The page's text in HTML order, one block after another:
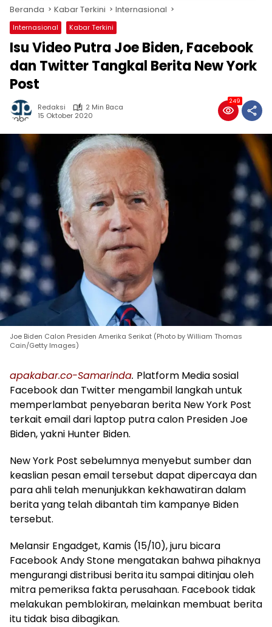
Beranda Kabar Terkini Internasional
Internasional Kabar Terkini
Isu Video Putra Joe Biden, Facebook
dan Twitter Tangkal Berita New York
Post
Redaksi
2 Min Baca
15 Oktober 2020
249
Joe Biden Calon Presiden Amerika Serikat (Photo by William Thomas
Cain/Getty Images)
apakabar.co-Samarinda. Platform Media sosial
Facebook dan Twitter mengambil langkah untuk
memperlambat penyebaran berita New York Post
terkait email dari laptop putra calon Presiden Joe
Biden, yakni Hunter Biden.
New York Post sebelumnya menyebut sumber dan
keaslian pesan email tersebut dapat dipercaya dan
para ahli telah menunjukkan kekhawatiran dalam
berita yang telah dibantah tim kampanye Biden
tersebut.
Melansir Engadget, Kamis (15/10), juru bicara
Facebook Andy Stone mengatakan bahwa pihaknya
mengurangi distribusi berita itu sampai ditinjau oleh
mitra pemeriksa fakta perusahaan. Facebook tidak
melakukan pemblokiran, melainkan membuat berita
itu tidak bisa dibagikan.